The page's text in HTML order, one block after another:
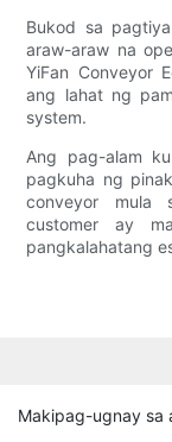
Bukod sa
araw-araw na
YiFan Conveyor
ang lahat ng
system.
Ang pag-alam
pagkuha ng
conveyor mula
customer ay
pangkalahatang
Makipag-ugnay sa